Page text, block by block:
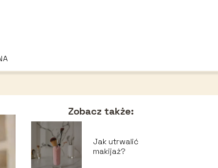
Zobacz także:
Jak utrwalić
makijaż?